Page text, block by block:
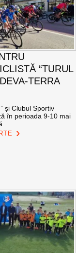
“TURUL
TERRA
și Clubul Sportiv
în perioada 9-10 mai